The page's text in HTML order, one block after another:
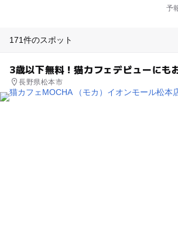
予
171件のスポット
3歳以下無料！猫カフェデビューにも
長野県松本市